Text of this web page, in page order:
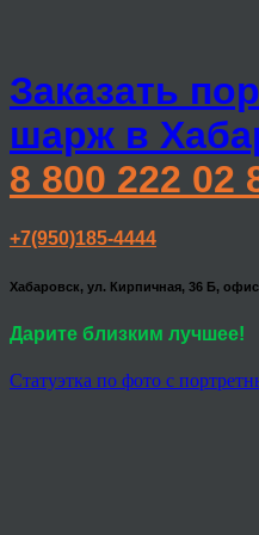
Заказать
шарж в
8 800 222 02
+7(950)185-4444
Хабаровск, ул. Кирпичная, 36 Б, офис
Дарите близким лучшее!
Статуэтка по фото с